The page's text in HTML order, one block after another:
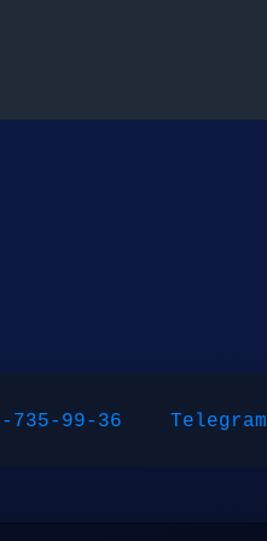
735-99-36 Telegram